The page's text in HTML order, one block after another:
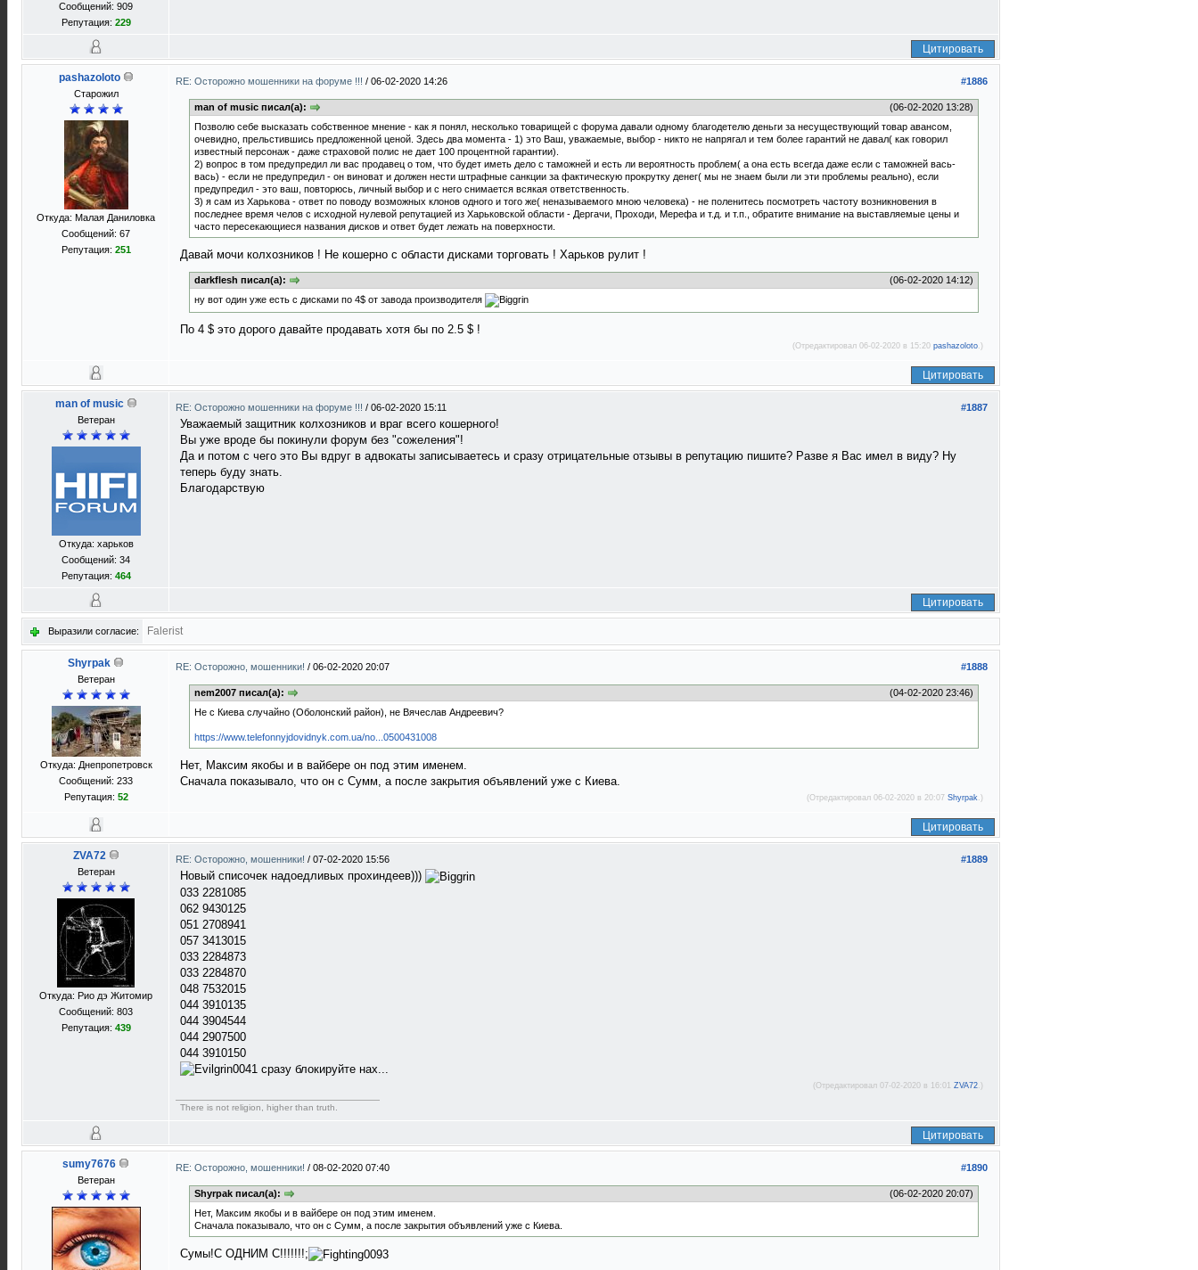
Сообщений: 909
Репутация: 229
Цитировать
pashazoloto
Старожил
Откуда: Малая Даниловка
Сообщений: 67
Репутация: 251
#1886
RE: Осторожно мошенники на форуме !!! / 06-02-2020 14:26
(06-02-2020 13:28)
man of music писал(а):
Позволю себе высказать собственное мнение - как я понял, несколько товарищей с форума давали одному благодетелю деньги за несуществующий товар авансом,
очевидно, прельстившись предложенной ценой. Здесь два момента - 1) это Ваш, уважаемые, выбор - никто не напрягал и тем более гарантий не давал( как говорил
известный персонаж - даже страховой полис не дает 100 процентной гарантии).
2) вопрос в том предупредил ли вас продавец о том, что будет иметь дело с таможней и есть ли вероятность проблем( а она есть всегда даже если с таможней вась-
вась) - если не предупредил - он виноват и должен нести штрафные санкции за фактическую прокрутку денег( мы не знаем были ли эти проблемы реально), если
предупредил - это ваш, повторюсь, личный выбор и с него снимается всякая ответственность.
3) я сам из Харькова - ответ по поводу возможных клонов одного и того же( неназываемого мною человека) - не поленитесь посмотреть частоту возникновения в
последнее время челов с исходной нулевой репутацией из Харьковской области - Дергачи, Проходи, Мерефа и т.д. и т.п., обратите внимание на выставляемые цены и
часто пересекающиеся названия дисков и ответ будет лежать на поверхности.
Давай мочи колхозников ! Не кошерно с области дисками торговать ! Харьков рулит !
(06-02-2020 14:12)
darkflesh писал(а):
ну вот один уже есть с дисками по 4$ от завода производителя
По 4 $ это дорого давайте продавать хотя бы по 2.5 $ !
(Отредактировал 06-02-2020 в 15:20 pashazoloto.)
Цитировать
man of music
Ветеран
Откуда: харьков
Сообщений: 34
Репутация: 464
#1887
RE: Осторожно мошенники на форуме !!! / 06-02-2020 15:11
Уважаемый защитник колхозников и враг всего кошерного!
Вы уже вроде бы покинули форум без "сожеления"!
Да и потом с чего это Вы вдруг в адвокаты записываетесь и сразу отрицательные отзывы в репутацию пишите? Разве я Вас имел в виду? Ну
теперь буду знать.
Благодарствую
Цитировать
Выразили согласие: Falerist
Shyrpak
Ветеран
Откуда: Днепропетровск
Сообщений: 233
Репутация: 52
#1888
RE: Осторожно, мошенники! / 06-02-2020 20:07
(04-02-2020 23:46)
nem2007 писал(а):
Не с Киева случайно (Оболонский район), не Вячеслав Андреевич?
https://www.telefonnyjdovidnyk.com.ua/no...0500431008
Нет, Максим якобы и в вайбере он под этим именем.
Сначала показывало, что он с Сумм, а после закрытия объявлений уже с Киева.
(Отредактировал 06-02-2020 в 20:07 Shyrpak.)
Цитировать
ZVA72
Ветеран
Откуда: Рио дэ Житомир
Сообщений: 803
Репутация: 439
#1889
RE: Осторожно, мошенники! / 07-02-2020 15:56
Новый списочек надоедливых прохиндеев)))
033 2281085
062 9430125
051 2708941
057 3413015
033 2284873
033 2284870
048 7532015
044 3910135
044 3904544
044 2907500
044 3910150
сразу блокируйте нах...
(Отредактировал 07-02-2020 в 16:01 ZVA72.)
There is not religion, higher than truth.
Цитировать
sumy7676
Ветеран
#1890
RE: Осторожно, мошенники! / 08-02-2020 07:40
(06-02-2020 20:07)
Shyrpak писал(а):
Нет, Максим якобы и в вайбере он под этим именем.
Сначала показывало, что он с Сумм, а после закрытия объявлений уже с Киева.
Сумы!С ОДНИМ С!!!!!!!;